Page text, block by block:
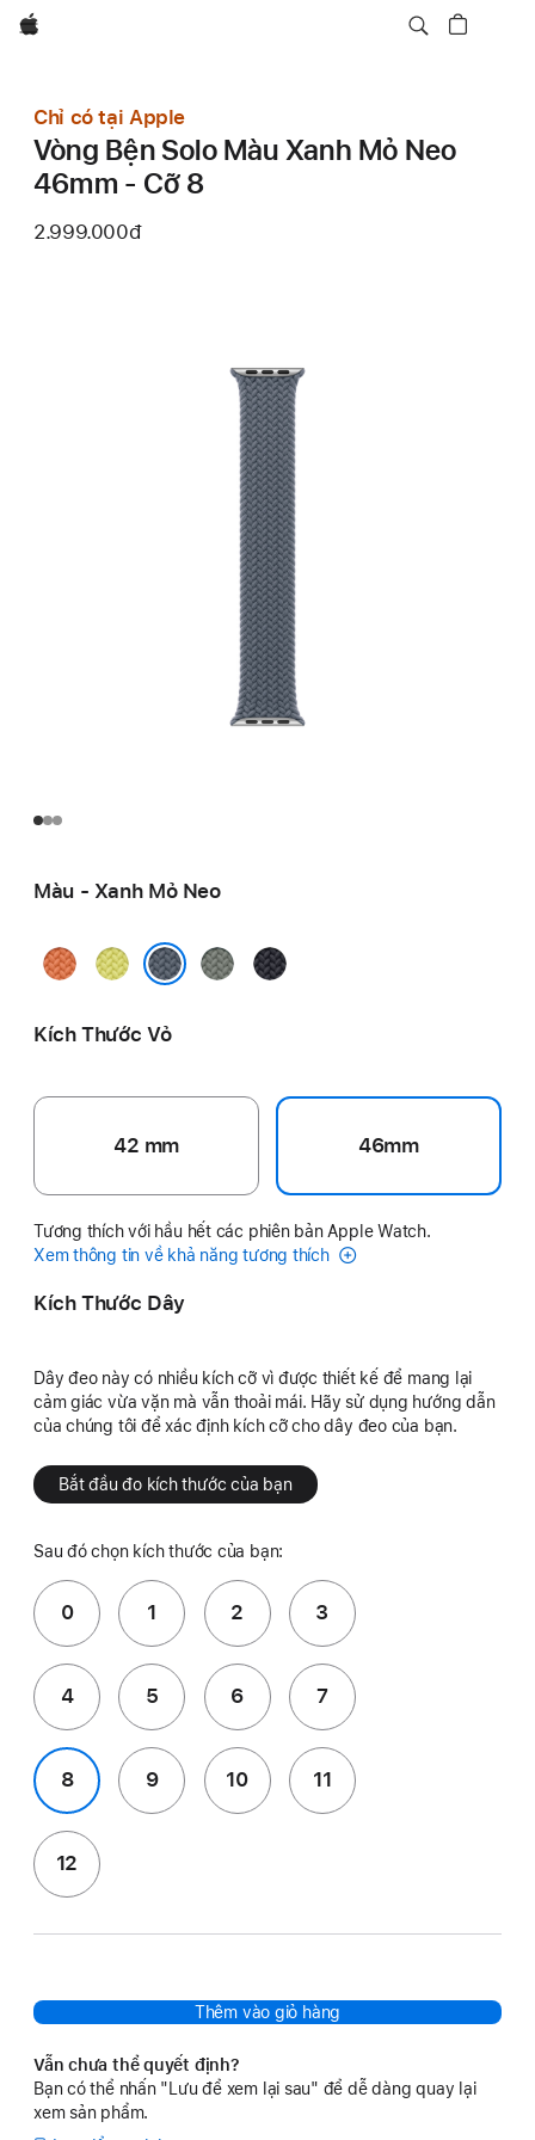
Apple
Chỉ có tại Apple
Vòng Bện Solo Màu Xanh Mỏ Neo
46mm - Cỡ 8
2.999.000đ
Màu - Xanh Mỏ Neo
Cam
Vàng
Quang
Xám
Đêm
Kích Thước Vỏ
42 mm 46mm
Tương thích với hầu hết các phiên bản Apple Watch.
Xem thông tin về khả năng tương thích
Kích Thước Dây
Dây đeo này có nhiều kích cỡ vì được thiết kế để mang lại
cảm giác vừa vặn mà vẫn thoải mái. Hãy sử dụng hướng dẫn
của chúng tôi để xác định kích cỡ cho dây đeo của bạn.
Bắt đầu đo kích thước của bạn
Sau đó chọn kích thước của bạn:
0 1 2 3
4 5 6 7
8 9 10 11
12
Thêm vào giỏ hàng
Vẫn chưa thể quyết định?
Bạn có thể nhấn "Lưu để xem lại sau" để dễ dàng quay lại
xem sản phẩm.